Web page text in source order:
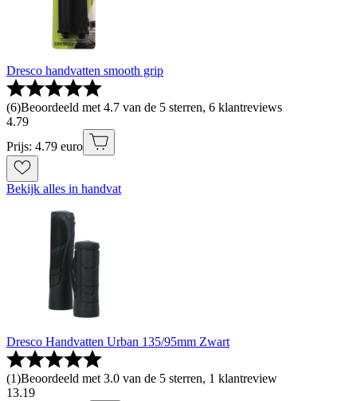
Dresco handvatten smooth grip
(6)Beoordeeld met 4.7 van de 5 sterren, 6 klantreviews
4.79
Prijs: 4.79 euro
Bekijk alles in handvat
Dresco Handvatten Urban 135/95mm Zwart
(1)Beoordeeld met 3.0 van de 5 sterren, 1 klantreview
13.19